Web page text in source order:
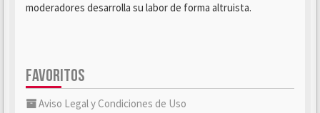
moderadores desarrolla su labor de forma altruista.
FAVORITOS
Aviso Legal y Condiciones de Uso